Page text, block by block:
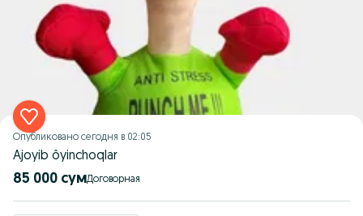
Опубликовано сегодня в 02:05
Ajoyib ôyinchoqlar
85 000 сум Договорная